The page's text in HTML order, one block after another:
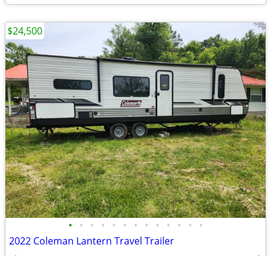
• • • • • • • • • • • • •
2022 Coleman Lantern Travel Trailer
$24,500